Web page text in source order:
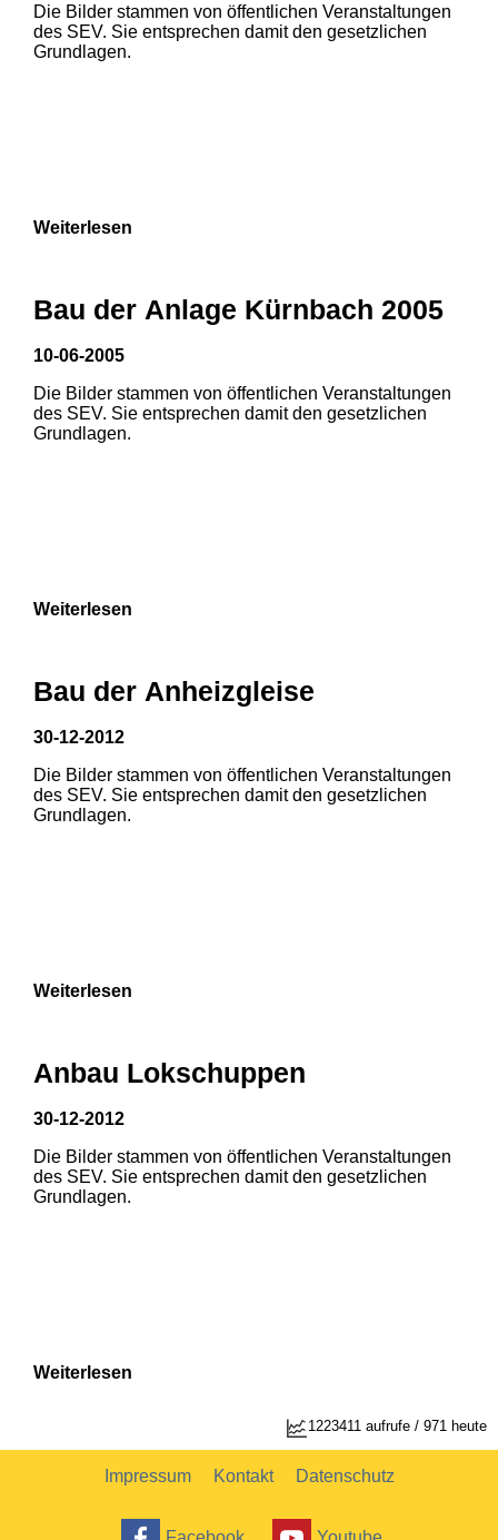
1 2 3
1 2 3
1 2
1 2
Die Bilder stammen von öffentlichen Veranstaltungen
des SEV. Sie entsprechen damit den gesetzlichen
Grundlagen.
Weiterlesen
Bau der Anlage Kürnbach 2005
10-06-2005
Die Bilder stammen von öffentlichen Veranstaltungen
des SEV. Sie entsprechen damit den gesetzlichen
Grundlagen.
Weiterlesen
Bau der Anheizgleise
30-12-2012
Die Bilder stammen von öffentlichen Veranstaltungen
des SEV. Sie entsprechen damit den gesetzlichen
Grundlagen.
Weiterlesen
Anbau Lokschuppen
30-12-2012
Die Bilder stammen von öffentlichen Veranstaltungen
des SEV. Sie entsprechen damit den gesetzlichen
Grundlagen.
Weiterlesen
1223411 aufrufe / 971 heute
Impressum Kontakt Datenschutz